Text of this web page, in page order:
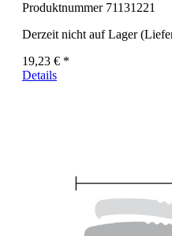
Produktnummer 71131221
Derzeit nicht auf Lager
19,23 € *
Details